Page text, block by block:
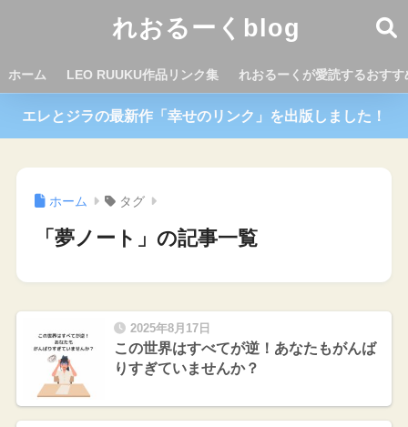
れおるーくblog
ホーム LEO RUUKU作品リンク集 れおるーくが愛読するおすす
エレとジラの最新作「幸せのリンク」を出版しました！
ホーム タグ
「夢ノート」の記事一覧
2025年8月17日
この世界はすべてが逆！あなたもがんば
りすぎていませんか？